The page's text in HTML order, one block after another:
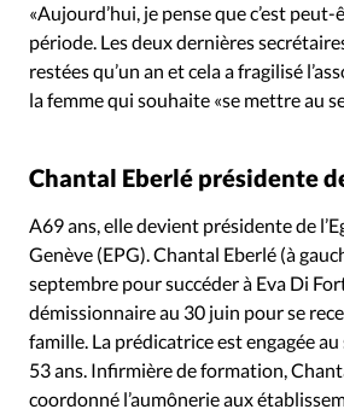
«Aujourd’hui, je pense que c’est
période. Les deux dernières
restées qu’un an et cela a fragilisé
la femme qui souhaite «se mettre au
Chantal Eberlé présidente
A69 ans, elle devient présidente de
Genève (EPG). Chantal Eberlé (à
septembre pour succéder à Eva Di
démissionnaire au 30 juin pour se
famille. La prédicatrice est engagée au
53 ans. Infirmière de formation,
coordonné l’aumônerie aux